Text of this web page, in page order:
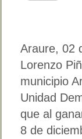
Araure, 02
Lorenzo
municipio
Unidad
que al
8 de